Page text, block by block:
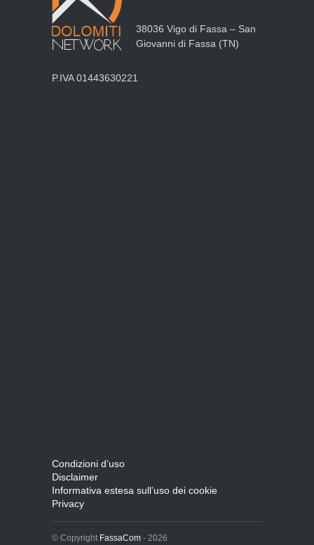
38036 Vigo di Fassa – San
Giovanni di Fassa (TN)
P.IVA 01443630221
Condizioni d’uso
Disclaimer
Informativa estesa sull’uso dei cookie
Privacy
© Copyright FassaCom - 2026